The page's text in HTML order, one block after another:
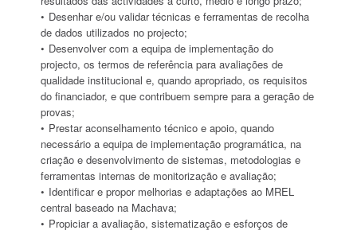
Desenhar e/ou validar técnicas e ferramentas de recolha
de dados utilizados no projecto;
Desenvolver com a equipa de implementação do
projecto, os termos de referência para avaliações de
qualidade institucional e, quando apropriado, os requisitos
do financiador, e que contribuem sempre para a geração de
provas;
Prestar aconselhamento técnico e apoio, quando
necessário a equipa de implementação programática, na
criação e desenvolvimento de sistemas, metodologias e
ferramentas internas de monitorização e avaliação;
Identificar e propor melhorias e adaptações ao MREL
central baseado na Machava;
Propiciar a avaliação, sistematização e esforços de